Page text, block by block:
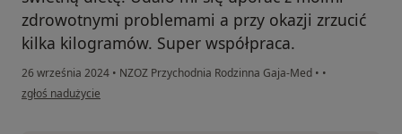
zdrowotnymi problemami a przy okazji zrzucić
kilka kilogramów. Super współpraca.
26 września 2024 • NZOZ Przychodnia Rodzinna Gaja-Med • •
w opinii użytkownika M
zgłoś nadużycie